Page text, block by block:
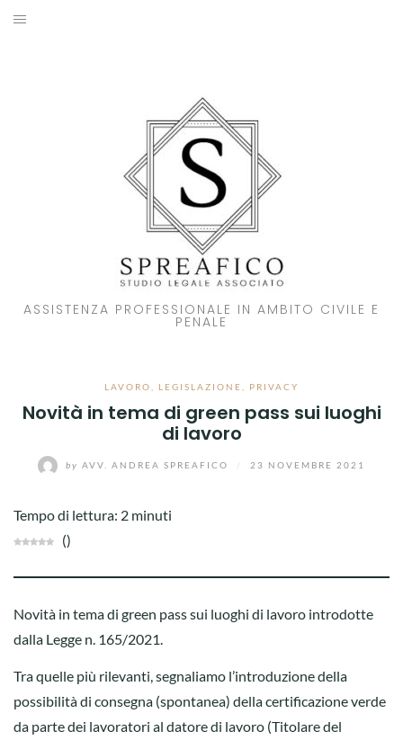
Skip
ASSISTENZA PROFESSIONALE IN AMBITO CIVILE E
PENALE
LAVORO LEGISLAZIONE PRIVACY
Novità in tema di green pass sui luoghi
di lavoro
by AVV. ANDREA SPREAFICO 23 NOVEMBRE 2021
Tempo di lettura: 2 minuti
()
Novità in tema di green pass sui luoghi di lavoro introdotte
dalla Legge n. 165/2021.
Tra quelle più rilevanti, segnaliamo l’introduzione della
possibilità di consegna (spontanea) della certificazione verde
da parte dei lavoratori al datore di lavoro (Titolare del